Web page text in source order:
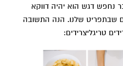
נחפש דגש הוא יהיה דווקא
שבתפריט שלנו. הנה התשובה
טריגליצרידים: